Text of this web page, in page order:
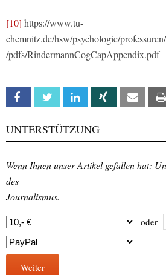
[10] https://www.tu-
chemnitz.de/hsw/psychologie/
/pdfs/RindermannCogCapAppendix.pdf
Facebook Twitter Linkedin Xing Email
UNTERSTÜTZUNG
Wenn Ihnen unser Artikel gefallen hat:
des
Journalismus.
oder
Weiter